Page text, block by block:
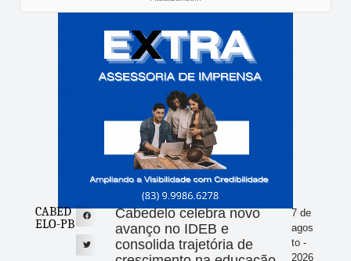
CABED
ELO-PB
Cabedelo celebra novo
avanço no IDEB e
consolida trajetória de
7 de
agos
to -
2026